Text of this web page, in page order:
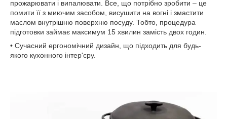
прожарювати і випалювати. Все, що потрібно зробити – це
помити її з миючим засобом, висушити на вогні і змастити
маслом внутрішню поверхню посуду. Тобто, процедура
підготовки займає максимум 15 хвилин замість двох годин.
• Сучасний ергономічний дизайн, що підходить для будь-
якого кухонного інтер'єру.